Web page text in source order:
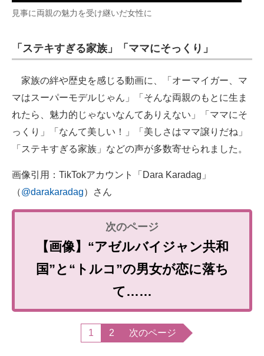
見事に両親の魅力を受け継いだ女性に
「ステキすぎる家族」「ママにそっくり」
家族の絆や歴史を感じる動画に、「オーマイガー、マ
マはスーパーモデルじゃん」「そんな両親のもとに生ま
れたら、魅力的じゃないなんてありえない」「ママにそ
っくり」「なんて美しい！」「美しさはママ譲りだね」
「ステキすぎる家族」などの声が多数寄せられました。
画像引用：TikTokアカウント「Dara Karadag」
（@darakaradag）さん
【画像】“アゼルバイジャン共和
国”と“トルコ”の男女が恋に落ち
て……
1 2 次のページ